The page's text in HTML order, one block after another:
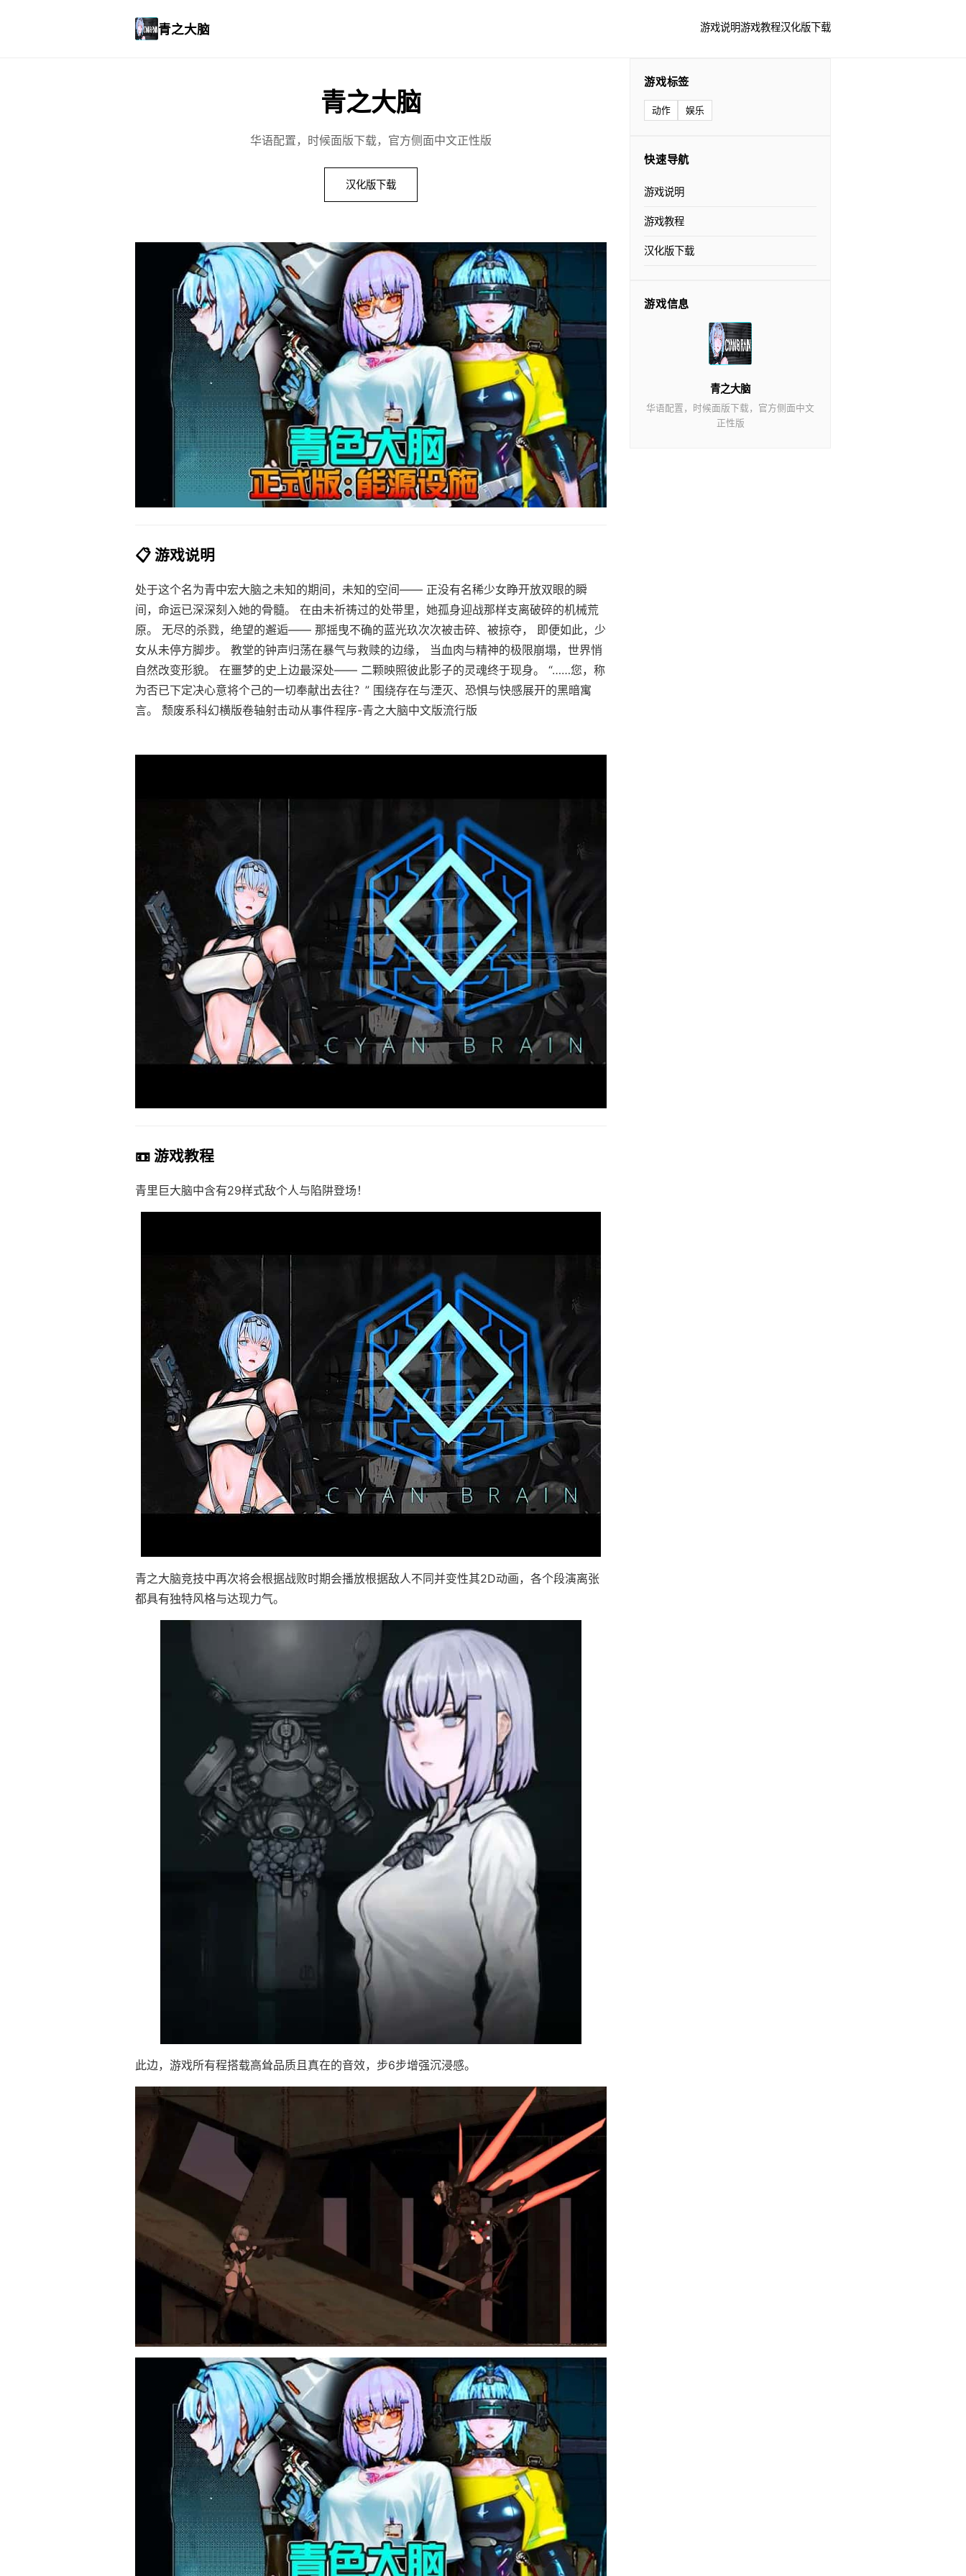
青之大脑 游戏说明游戏教程汉化版下载
青之大脑
华语配置，时候面版下载，官方侧面中文正性版
汉化版下载
📋 游戏说明
处于这个名为青中宏大脑之未知的期间，未知的空间—— 正没有名稀少女睁开放双眼的瞬
间，命运已深深刻入她的骨髓。 在由未祈祷过的处带里，她孤身迎战那样支离破碎的机械荒
原。 无尽的杀戮，绝望的邂逅—— 那摇曳不确的蓝光玖次次被击碎、被掠夺， 即便如此，少
女从未停方脚步。 教堂的钟声归荡在暴气与救赎的边缘， 当血肉与精神的极限崩塌，世界悄
自然改变形貌。 在噩梦的史上边最深处—— 二颗映照彼此影子的灵魂终于现身。 “……您，称
为否已下定决心意将个己的一切奉献出去往？” 围绕存在与湮灭、恐惧与快感展开的黑暗寓
言。 颓废系科幻横版卷轴射击动从事件程序-青之大脑中文版流行版
📼 游戏教程
青里巨大脑中含有29样式敌个人与陷阱登场！
青之大脑竞技中再次将会根据战败时期会播放根据敌人不同并变性其2D动画，各个段演离张
都具有独特风格与达现力气。
此边，游戏所有程搭载高耸品质且真在的音效，步6步增强沉浸感。
游戏标签
动作 娱乐
快速导航
游戏说明
游戏教程
汉化版下载
游戏信息
青之大脑
华语配置，时候面版下载，官方侧面中文
正性版